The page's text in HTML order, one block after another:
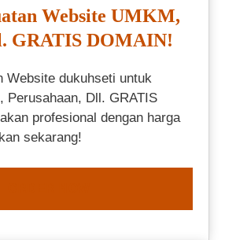
Website UMKM,
GRATIS DOMAIN!
Website dukuhseti untuk
Perusahaan, Dll. GRATIS
profesional dengan harga
sekarang!